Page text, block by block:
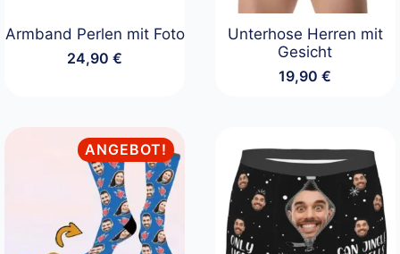
Armband Perlen mit Foto
24,90€
Unterhose Herren mit
Gesicht
19,90€
ANGEBOT!